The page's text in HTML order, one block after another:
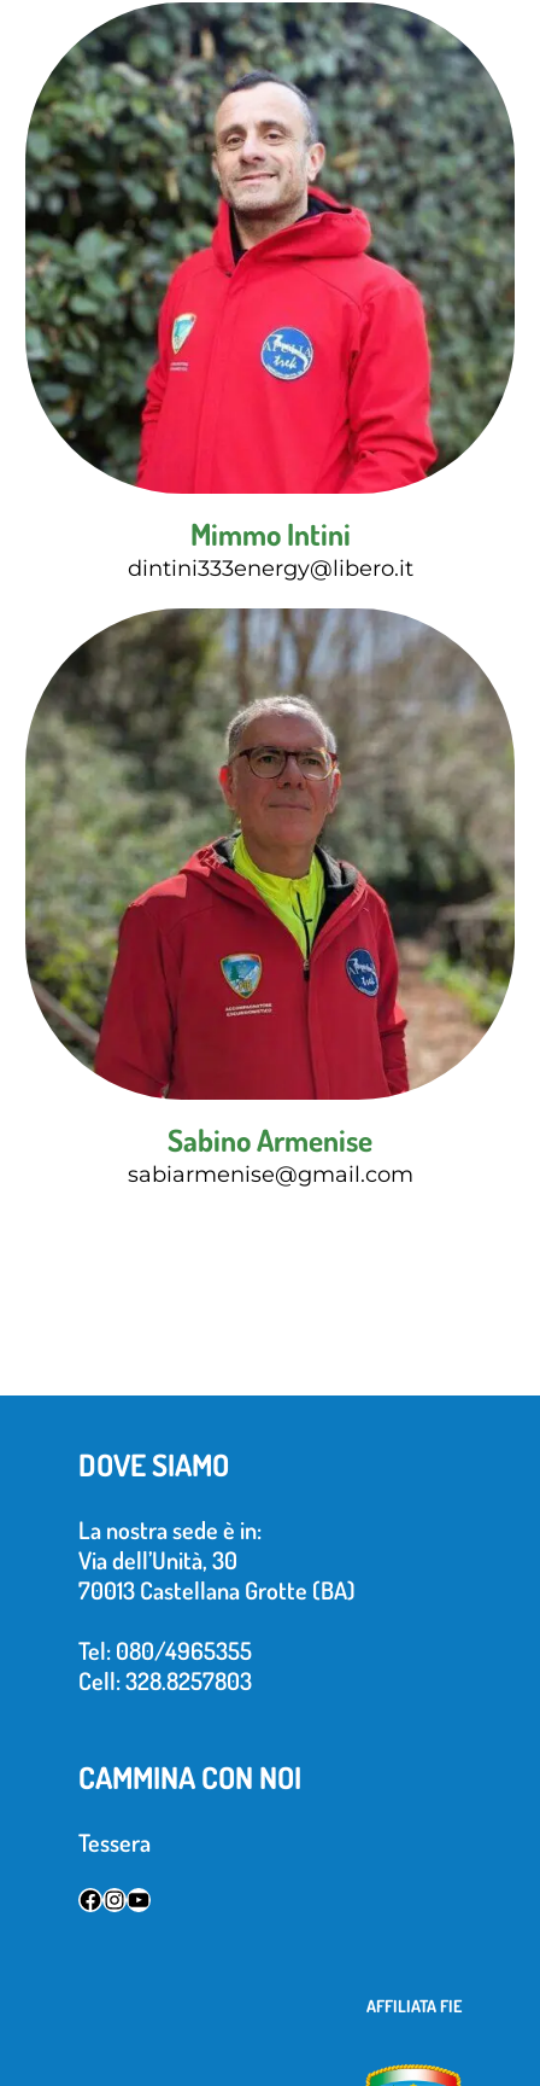
Mimmo Intini
dintini333energy@libero.it
Sabino Armenise
sabiarmenise@gmail.com
DOVE SIAMO
La nostra sede è in:
Via dell’Unità, 30
70013 Castellana Grotte (BA)
Tel: 080/4965355
Cell: 328.8257803
CAMMINA CON NOI
Tessera
AFFILIATA FIE